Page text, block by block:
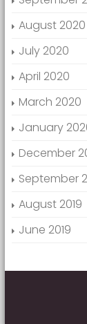
August 2020
July 2020
April 2020
March 2020
January
December
September
August 2019
June 2019